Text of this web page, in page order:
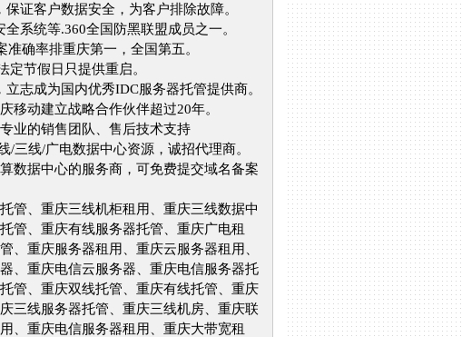
证客户数据安全，为客户排除故障。
系统等.360全国防黑联盟成员之一。
确率排重庆第一，全国第五。
节假日只提供重启。
志成为国内优秀IDC服务器托管提供商。
移动建立战略合作伙伴超过20年。
业的销售团队、售后技术支持
/三线/广电数据中心资源，诚招代理商。
数据中心的服务商，可免费提交域名备案
管、重庆三线机柜租用、重庆三线数据中
管、重庆有线服务器托管、重庆广电租
、重庆服务器租用、重庆云服务器租用、
、重庆电信云服务器、重庆电信服务器托
管、重庆双线托管、重庆有线托管、重庆
三线服务器托管、重庆三线机房、重庆联
、重庆电信服务器租用、重庆大带宽租